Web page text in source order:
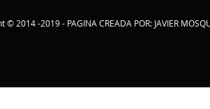
© 2014 -2019 - PAGINA CREADA POR: JAVIER